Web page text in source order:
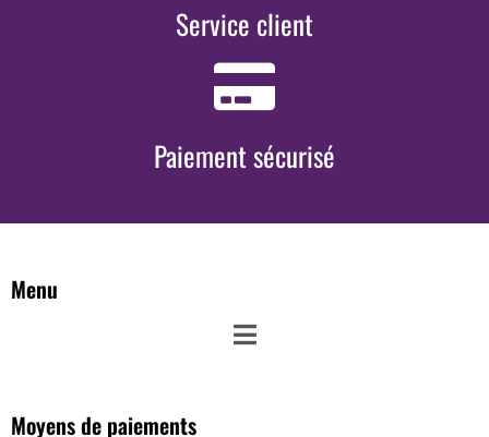
Service client
Paiement sécurisé
Menu
Moyens de paiements